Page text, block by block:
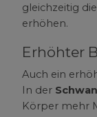
gleichzeitig
erhöhen.
Erhöhter
Auch ein
In der
Körper mehr